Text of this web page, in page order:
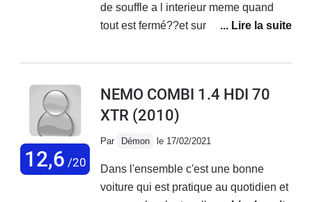
de souffle a l interieur meme quand
tout est fermé??et surtout surtout, n
systematique en demarrage en cote, et
demarrer meme en seconde avec un
vieux kangoo 4 cv, avec cette voiture
moi, apres une xantia desastreuse et
un combi nemo qui a la reprise d'une
12,6 /20
NEMO COMBI 1.4 HDI 70
XTR (2010)
Par Démon le 17/02/2021
Dans l'ensemble c'est une bonne
voiture qui est pratique au quotidien et